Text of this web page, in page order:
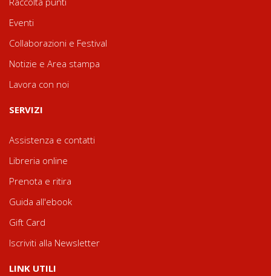
Eventi
Collaborazioni e Festival
Notizie e Area stampa
Lavora con noi
SERVIZI
Assistenza e contatti
Libreria online
Prenota e ritira
Guida all'ebook
Gift Card
Iscriviti alla Newsletter
LINK UTILI